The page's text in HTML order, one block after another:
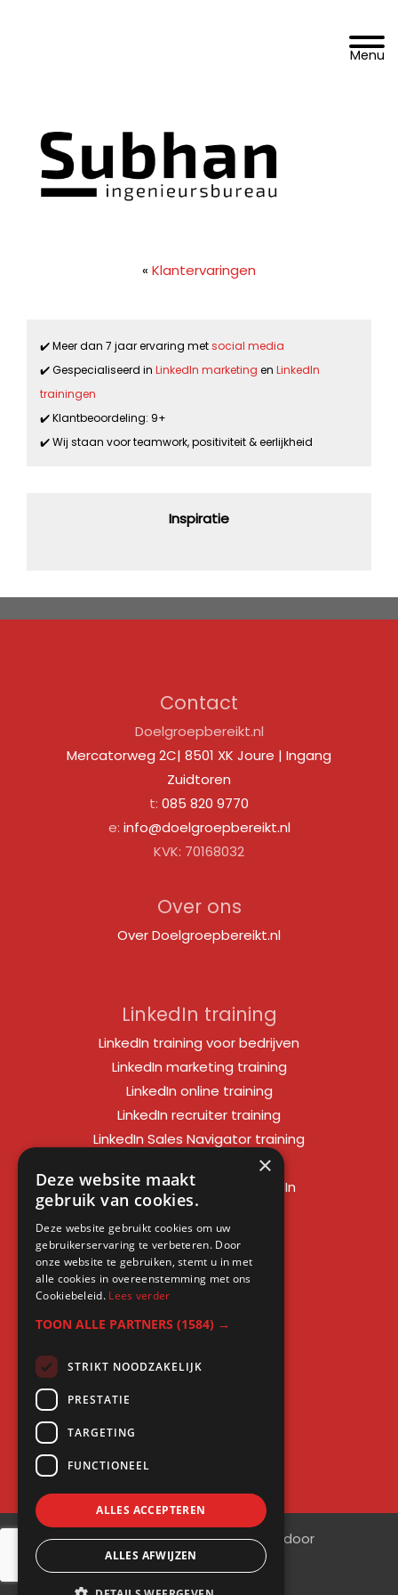
« Klantervaringen
✔️ Meer dan 7 jaar ervaring metsocial media
✔️ Gespecialiseerd in LinkedIn marketing en LinkedIn
trainingen
✔️ Klantbeoordeling: 9+
✔️ Wij staan voor teamwork, positiviteit & eerlijkheid
Inspiratie
Contact
Doelgroepbereikt.nl
Mercatorweg 2C| 8501 XK Joure | Ingang
Zuidtoren
t: 085 820 9770
e: info@doelgroepbereikt.nl
KVK: 70168032
Over ons
Over Doelgroepbereikt.nl
LinkedIn training
LinkedIn training voor bedrijven
LinkedIn marketing training
LinkedIn online training
LinkedIn recruiter training
LinkedIn Sales Navigator training
LinkedIn sales training
Social media training LinkedIn
LinkedIn expert training
LinkedIn workshop
LinkedIn cursus
Cursus LinkedIn zakelijk
LinkedIn profielcheck
©2026| Website ontwikkeling door
WEBSITEBEREIKT.NL
×
Deze website maakt
gebruik van cookies.
Deze website gebruikt cookies om uw
gebruikerservaring te verbeteren. Door
onze website te gebruiken, stemt u in met
alle cookies in overeenstemming met ons
Cookiebeleid. Lees verder
TOON ALLE PARTNERS (1584) →
STRIKT NOODZAKELIJK
PRESTATIE
TARGETING
FUNCTIONEEL
ALLES ACCEPTEREN
ALLES AFWIJZEN